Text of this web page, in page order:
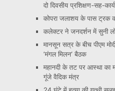
दो दिवसीय प्रशिक्षण-सह-
कोपरा जलाशय के पास ट्रक
कलेक्टर ने जनदर्शन में सुनी
मानसून सत्र के बीच पीएम
‘मंगल मिलन’ बैठक
महानदी के तट पर आस्था का
गूंजे वैदिक मंत्र